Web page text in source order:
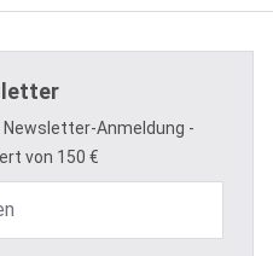
Newsletter-Anmeldung -
von 150 €